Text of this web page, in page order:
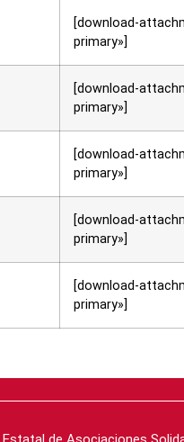
[download-
primary»]
[download-
primary»]
[download-
primary»]
[download-
primary»]
[download-
primary»]